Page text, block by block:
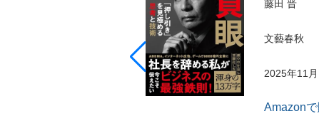
藤田 晋
文藝春秋
2025年11
Amazon